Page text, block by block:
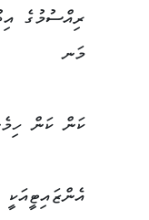
ރިއްސުމުގެ
މަނ
ކަން ކަން